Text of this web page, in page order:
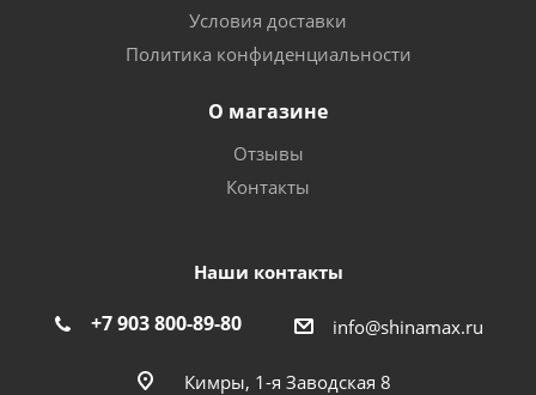
Условия доставки
Политика конфиденциальности
О магазине
Отзывы
Контакты
Наши контакты
+7 903 800-89-80 info@shinamax.ru
Кимры, 1-я Заводская 8